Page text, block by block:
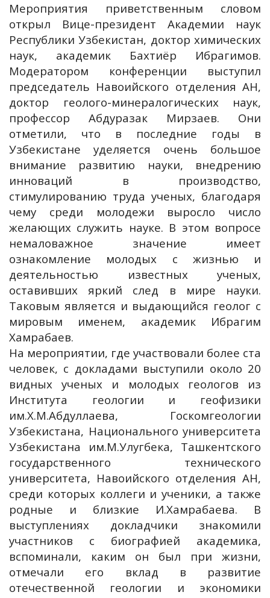
Мероприятия приветственным словом
открыл Вице-президент Академии наук
Республики Узбекистан, доктор химических
наук, академик Бахтиёр Ибрагимов.
Модератором конференции выступил
председатель Навоийского отделения АН,
доктор геолого-минералогических наук,
профессор Абдуразак Мирзаев. Они
отметили, что в последние годы в
Узбекистане уделяется очень большое
внимание развитию науки, внедрению
инноваций в производство,
стимулированию труда ученых, благодаря
чему среди молодежи выросло число
желающих служить науке. В этом вопросе
немаловажное значение имеет
ознакомление молодых с жизнью и
деятельностью известных ученых,
оставивших яркий след в мире науки.
Таковым является и выдающийся геолог с
мировым именем, академик Ибрагим
Хамрабаев.
На мероприятии, где участвовали более ста
человек, с докладами выступили около 20
видных ученых и молодых геологов из
Института геологии и геофизики
им.Х.М.Абдуллаева, Госкомгеологии
Узбекистана, Национального университета
Узбекистана им.М.Улугбека, Ташкентского
государственного технического
университета, Навоийского отделения АН,
среди которых коллеги и ученики, а также
родные и близкие И.Хамрабаева. В
выступлениях докладчики знакомили
участников с биографией академика,
вспоминали, каким он был при жизни,
отмечали его вклад в развитие
отечественной геологии и экономики